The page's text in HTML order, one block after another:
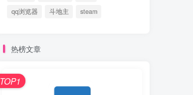
qq浏览器
斗地主 steam
热榜文章
TOP1